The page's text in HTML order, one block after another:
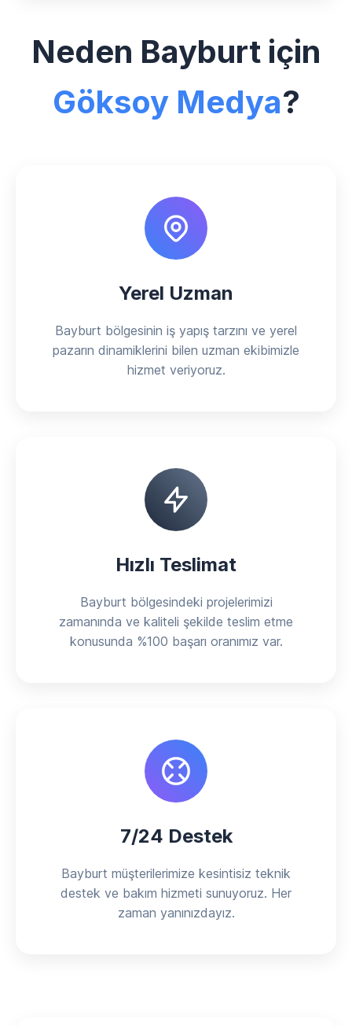
Neden Bayburt için
Göksoy Medya?
Yerel Uzman
Bayburt bölgesinin iş yapış tarzını ve yerel
pazarın dinamiklerini bilen uzman ekibimizle
hizmet veriyoruz.
Hızlı Teslimat
Bayburt bölgesindeki projelerimizi
zamanında ve kaliteli şekilde teslim etme
konusunda %100 başarı oranımız var.
7/24 Destek
Bayburt müşterilerimize kesintisiz teknik
destek ve bakım hizmeti sunuyoruz. Her
zaman yanınızdayız.